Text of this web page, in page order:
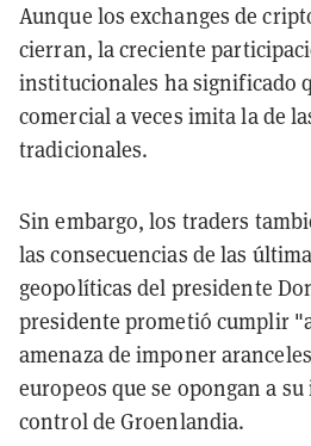
Aunque los exchanges de
cierran, la creciente
institucionales ha significado
comercial a veces imita la de
tradicionales.
Sin embargo, los traders
las consecuencias de las
geopolíticas del presidente
presidente prometió cumplir
amenaza de imponer
europeos que se opongan a
control de Groenlandia.